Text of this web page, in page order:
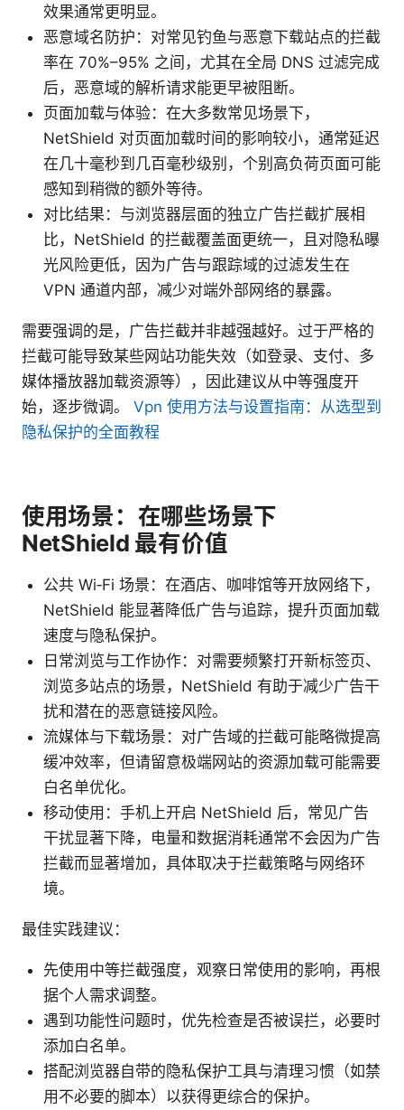
效果通常更明显。
恶意域名防护：对常见钓鱼与恶意下载站点的拦截
率在 70%–95% 之间，尤其在全局 DNS 过滤完成
后，恶意域的解析请求能更早被阻断。
页面加载与体验：在大多数常见场景下，
NetShield 对页面加载时间的影响较小，通常延迟
在几十毫秒到几百毫秒级别，个别高负荷页面可能
感知到稍微的额外等待。
对比结果：与浏览器层面的独立广告拦截扩展相
比，NetShield 的拦截覆盖面更统一，且对隐私曝
光风险更低，因为广告与跟踪域的过滤发生在
VPN 通道内部，减少对端外部网络的暴露。
需要强调的是，广告拦截并非越强越好。过于严格的
拦截可能导致某些网站功能失效（如登录、支付、多
媒体播放器加载资源等），因此建议从中等强度开
始，逐步微调。 Vpn 使用方法与设置指南：从选型到
隐私保护的全面教程
使用场景：在哪些场景下
NetShield 最有价值
公共 Wi‑Fi 场景：在酒店、咖啡馆等开放网络下，
NetShield 能显著降低广告与追踪，提升页面加载
速度与隐私保护。
日常浏览与工作协作：对需要频繁打开新标签页、
浏览多站点的场景，NetShield 有助于减少广告干
扰和潜在的恶意链接风险。
流媒体与下载场景：对广告域的拦截可能略微提高
缓冲效率，但请留意极端网站的资源加载可能需要
白名单优化。
移动使用：手机上开启 NetShield 后，常见广告
干扰显著下降，电量和数据消耗通常不会因为广告
拦截而显著增加，具体取决于拦截策略与网络环
境。
最佳实践建议：
先使用中等拦截强度，观察日常使用的影响，再根
据个人需求调整。
遇到功能性问题时，优先检查是否被误拦，必要时
添加白名单。
搭配浏览器自带的隐私保护工具与清理习惯（如禁
用不必要的脚本）以获得更综合的保护。